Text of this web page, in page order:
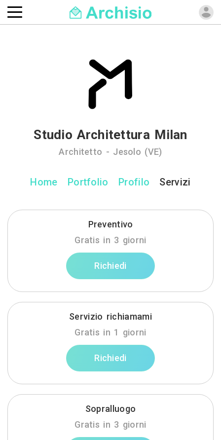
Studio Architettura Milan
Architetto - Jesolo (VE)
Home Portfolio Profilo Servizi
Preventivo
Gratis in 3 giorni
Richiedi
Servizio richiamami
Gratis in 1 giorni
Richiedi
Sopralluogo
Gratis in 3 giorni